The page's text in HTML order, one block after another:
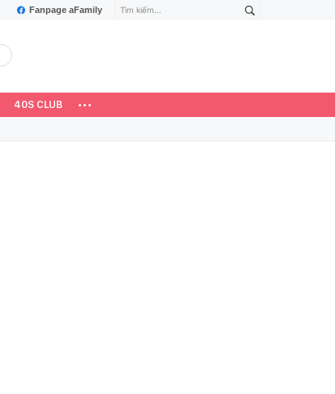
Fanpage aFamily
40S CLUB